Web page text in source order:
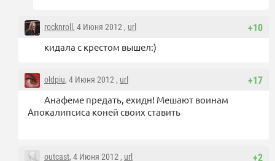
+10
rocknroll , 4 Июня 2012 , url
кидала с крестом вышел:)
+17
oldpiu, 4 Июня 2012 , url
Анафеме предать, ехидн! Мешают воинам
Апокалипсиса коней своих ставить
+2
outcast, 4 Июня 2012 , url